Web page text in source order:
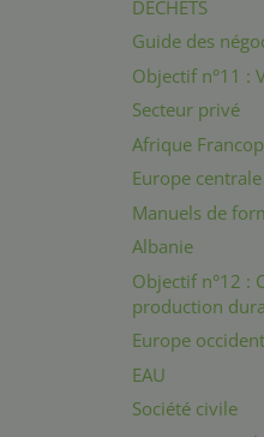
DÉCHETS
Guide des
Objectif n°11 :
Secteur privé
Afrique
Europe
Manuels de
Albanie
Objectif n°12 :
production
Europe
EAU
Société civile